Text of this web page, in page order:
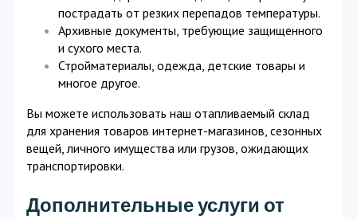
пострадать от резких перепадов температуры.
Архивные документы, требующие защищенного
и сухого места.
Стройматериалы, одежда, детские товары и
многое другое.
Вы можете использовать наш отапливаемый склад
для хранения товаров интернет-магазинов, сезонных
вещей, личного имущества или грузов, ожидающих
транспортировки.
Дополнительные услуги от